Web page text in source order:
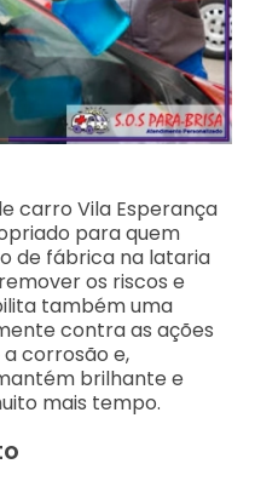
carro Vila Esperança
para quem
de fábrica na lataria
os riscos e
também uma
contra as ações
corrosão e,
brilhante e
mais tempo.